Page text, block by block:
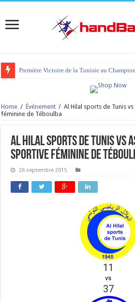
Première Victoire de la Tunisie au
Home / Événement / Al Hilal sports de Tunis
féminine de Téboulba
Al Hilal sports de Tunis vs
sportive féminine de
26 septembre 2015
11
vs
37